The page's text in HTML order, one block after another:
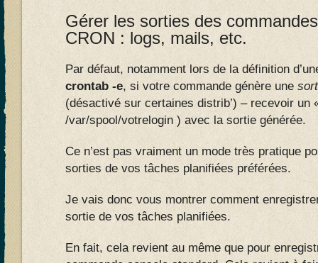
Gérer les sorties des
CRON : logs, mails, etc.
Par défaut, notamment lors de la définition
crontab -e, si votre commande génère une
(désactivé sur certaines distrib’) – recevoir un
/var/spool/votrelogin ) avec la sortie générée.
Ce n’est pas vraiment un mode très pratique
sorties de vos tâches planifiées préférées.
Je vais donc vous montrer comment
sortie de vos tâches planifiées.
En fait, cela revient au même que pour